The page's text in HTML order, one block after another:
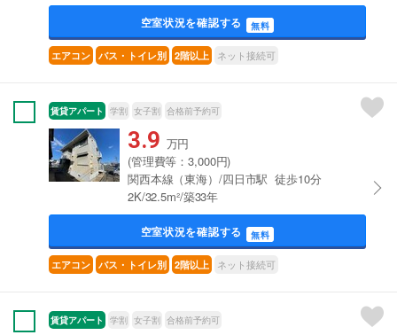
空室状況を確認する 無料
エアコン バス・トイレ別 2階以上 ネット接続可
賃貸アパート 学割 女子割 合格前予約可
3.9 万円
(管理費等：3,000円)
関西本線（東海）/四日市駅 徒歩10分
2K/32.5m²/築33年
空室状況を確認する 無料
エアコン バス・トイレ別 2階以上 ネット接続可
賃貸アパート 学割 女子割 合格前予約可